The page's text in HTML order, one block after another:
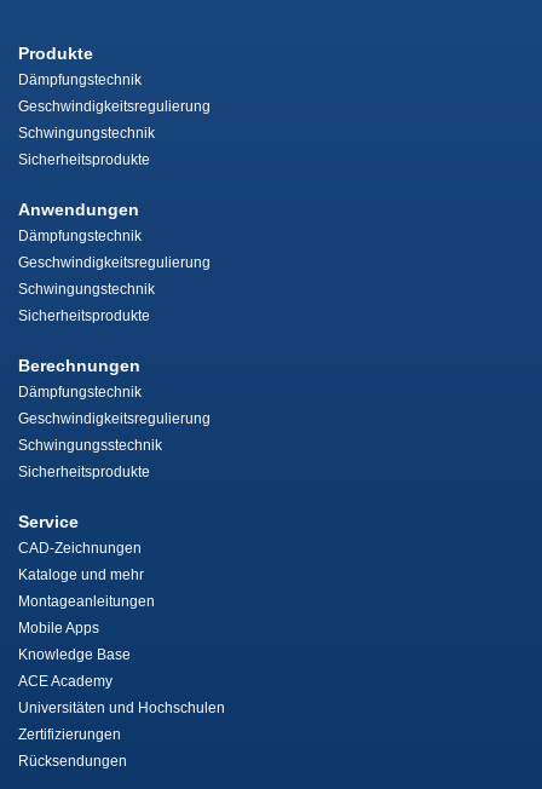
Produkte
Dämpfungstechnik
Geschwindigkeitsregulierung
Schwingungstechnik
Sicherheitsprodukte
Anwendungen
Dämpfungstechnik
Geschwindigkeitsregulierung
Schwingungstechnik
Sicherheitsprodukte
Berechnungen
Dämpfungstechnik
Geschwindigkeitsregulierung
Schwingungsstechnik
Sicherheitsprodukte
Service
CAD-Zeichnungen
Kataloge und mehr
Montageanleitungen
Mobile Apps
Knowledge Base
ACE Academy
Universitäten und Hochschulen
Zertifizierungen
Rücksendungen